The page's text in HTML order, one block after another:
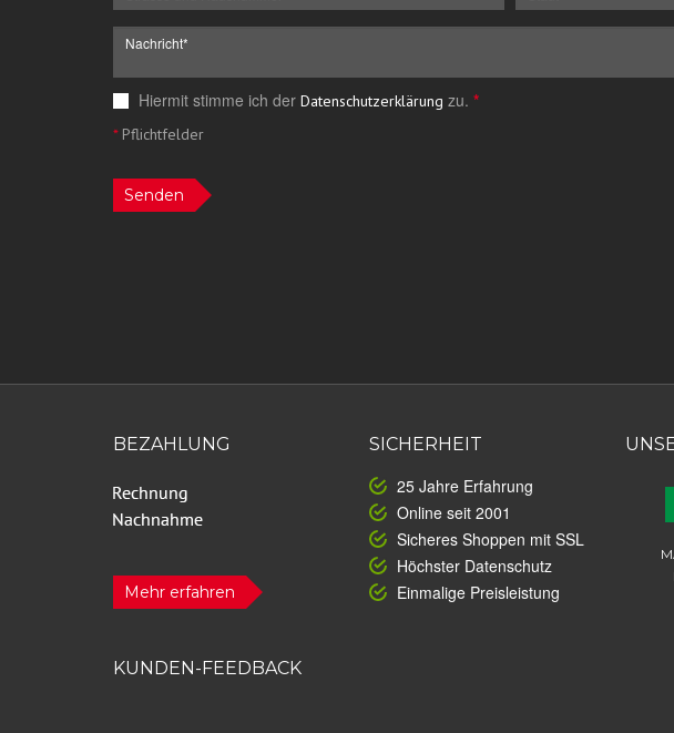
Hiermit stimme ich der Datenschutzerklärung zu. *
*Pflichtfelder
Senden
BEZAHLUNG
Mehr erfahren
SICHERHEIT
25 Jahre Erfahrung
Online seit 2001
Sicheres Shoppen mit SSL
Höchster Datenschutz
Einmalige Preisleistung
KUNDEN-FEEDBACK